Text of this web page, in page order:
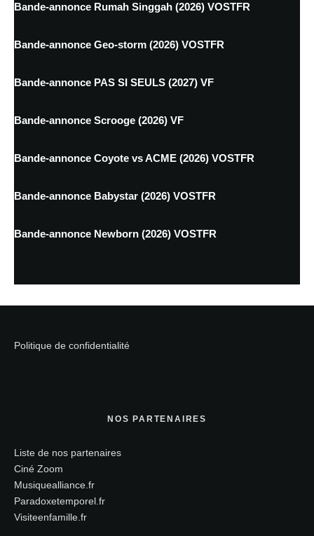
Bande-annonce Rumah Singgah (2026) VOSTFR
Bande-annonce Geo-storm (2026) VOSTFR
Bande-annonce PAS SI SEULS (2027) VF
Bande-annonce Scrooge (2026) VF
Bande-annonce Coyote vs ACME (2026) VOSTFR
Bande-annonce Babystar (2026) VOSTFR
Bande-annonce Newborn (2026) VOSTFR
Politique de confidentialité
NOS PARTENAIRES
Liste de nos partenaires
Ciné Zoom
Musiquealliance.fr
Paradoxetemporel.fr
Visiteenfamille.fr